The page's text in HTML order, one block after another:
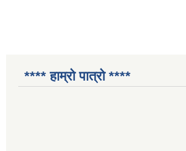
**** हाम्रो पात्रो ****